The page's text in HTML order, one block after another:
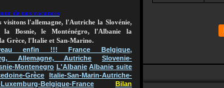
de nos vacances
visitons l'allemagne, l'Autriche la Slovénie,
la Bosnie, le Monténégro, l'Albanie la
Grèce, l'Italie et San-Marino.
enfin !!! France Belgique,
Allemagne, Autriche
Slovenie-
Montenegro L'Albanie Albanie suite
Grèce
Italie-San-Marin-Autriche-
Belgique-France
Bilan